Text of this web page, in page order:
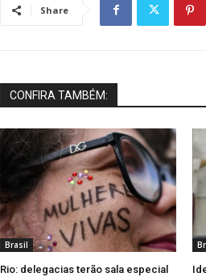
Share
CONFIRA TAMBÉM:
Brasil
Rio: delegacias terão sala especial